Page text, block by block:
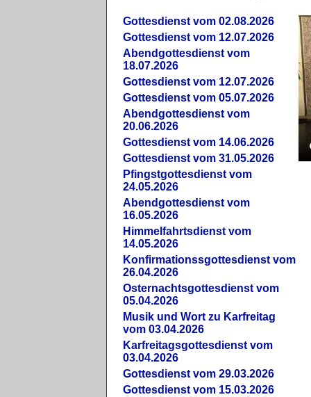
Gottesdienst vom 02.08.2026
Gottesdienst vom 12.07.2026
Abendgottesdienst vom
18.07.2026
Gottesdienst vom 12.07.2026
Gottesdienst vom 05.07.2026
Abendgottesdienst vom
20.06.2026
Gottesdienst vom 14.06.2026
Gottesdienst vom 31.05.2026
Pfingstgottesdienst vom
24.05.2026
Abendgottesdienst vom
16.05.2026
Himmelfahrtsdienst vom
14.05.2026
Konfirmationssgottesdienst vom
26.04.2026
Osternachtsgottesdienst vom
05.04.2026
Musik und Wort zu Karfreitag
vom 03.04.2026
Karfreitagsgottesdienst vom
03.04.2026
Gottesdienst vom 29.03.2026
Gottesdienst vom 15.03.2026